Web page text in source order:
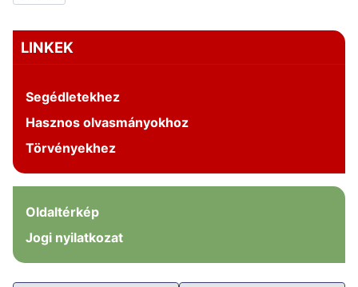
LINKEK
Segédletekhez
Hasznos olvasmányokhoz
Törvényekhez
Oldaltérkép
Jogi nyilatkozat